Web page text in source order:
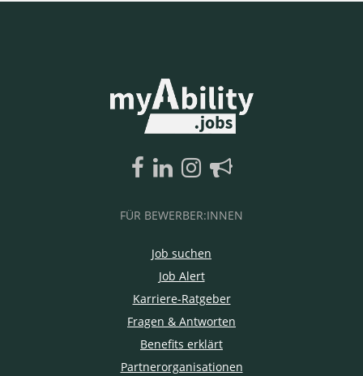
FÜR BEWERBER:INNEN
Job suchen
Job Alert
Karriere-Ratgeber
Fragen & Antworten
Benefits erklärt
Partnerorganisationen